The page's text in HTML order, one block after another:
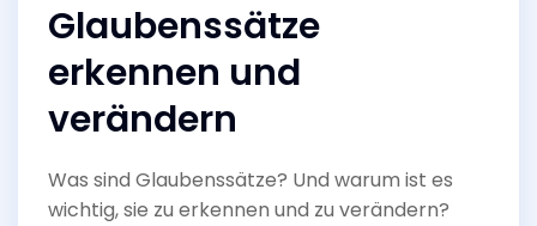
Glaubenssätze
erkennen und
verändern
Was sind Glaubenssätze? Und warum ist es
wichtig, sie zu erkennen und zu verändern?